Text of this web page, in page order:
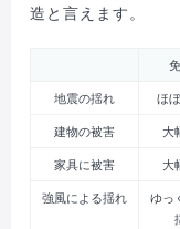
造と言えます。
地震の揺れ
ほ
建物の被害
大
家具に被害
大
強風による揺れ
ゆっ